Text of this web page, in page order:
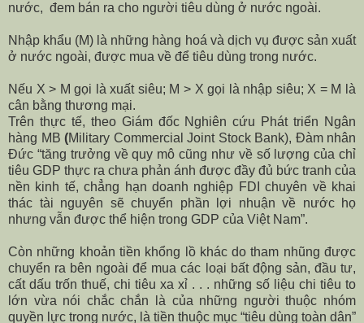
nước, đem bán ra cho người tiêu dùng ở nước ngoài.
Nhập khẩu (M) là những hàng hoá và dịch vụ được sản xuất
ở nước ngoài, được mua về để tiêu dùng trong nước.
Nếu X > M gọi là xuất siêu; M > X gọi là nhập siêu; X = M là
cân bằng thương mại.
Trên thực tế, theo Giám đốc Nghiên cứu Phát triển Ngân
hàng MB (Military Commercial Joint Stock Bank), Đàm nhân
Đức “tăng trưởng về quy mô cũng như về số lượng của chỉ
tiêu GDP thực ra chưa phản ánh được đầy đủ bức tranh của
nền kinh tế, chẳng hạn doanh nghiệp FDI chuyên về khai
thác tài nguyên sẽ chuyển phần lợi nhuận về nước họ
nhưng vẫn được thể hiện trong GDP của Việt Nam”.
Còn những khoản tiền khổng lồ khác do tham nhũng được
chuyển ra bên ngoài để mua các loại bất động sản, đầu tư,
cất dấu trốn thuế, chi tiêu xa xỉ . . . những số liệu chi tiêu to
lớn vừa nói chắc chắn là của những người thuộc nhóm
quyền lực trong nước, là tiền thuộc mục “tiêu dùng toàn dân”